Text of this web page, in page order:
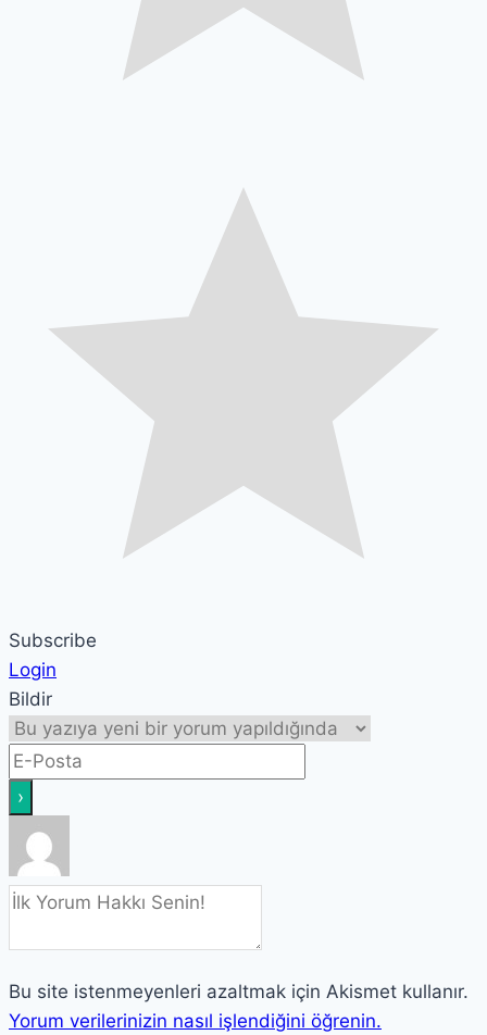
Subscribe
Login
Bildir
Bu site istenmeyenleri azaltmak için Akismet kullanır.
Yorum verilerinizin nasıl işlendiğini öğrenin.